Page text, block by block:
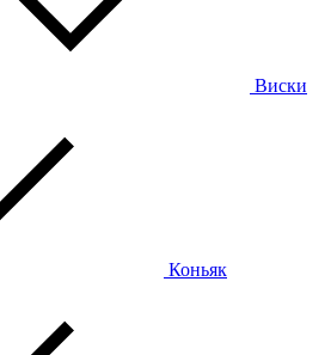
Виски
Коньяк